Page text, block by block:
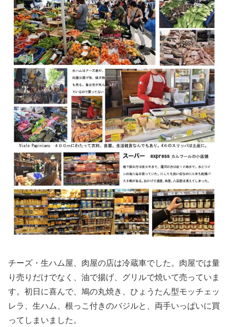
チーズ・生ハム屋、肉屋の店は冷蔵車でした。肉屋では量
り売りだけでなく、油で揚げ、グリルで焼いて売っていま
す。初日に喜んで、鳩の丸焼き、ひょうたん型モッチェッ
レラ、生ハム、根っこ付きのバジルと、両手いっぱいに買
ってしまいました。